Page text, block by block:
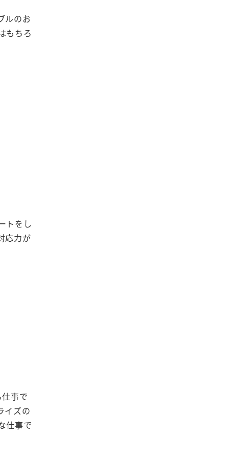
ルのお
もちろ
トをし
応力が
事で
イズの
仕事で